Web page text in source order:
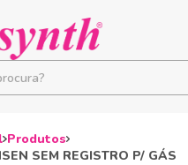
Produtos
SEM REGISTRO P/ GÁS